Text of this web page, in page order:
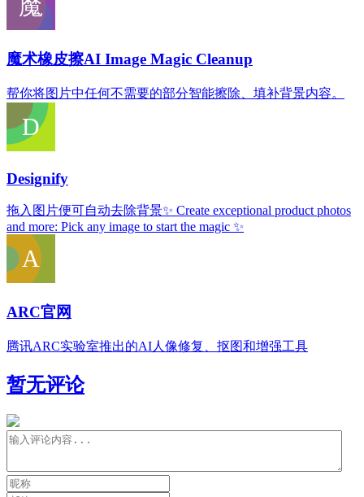
魔术橡皮擦AI Image Magic Cleanup
帮你将图片中任何不需要的部分智能擦除、填补背景内容。
Designify
拖入图片便可自动去除背景✨ Create exceptional product photos
and more: Pick any image to start the magic ✨
ARC官网
腾讯ARC实验室推出的AI人像修复、抠图和增强工具
暂无评论